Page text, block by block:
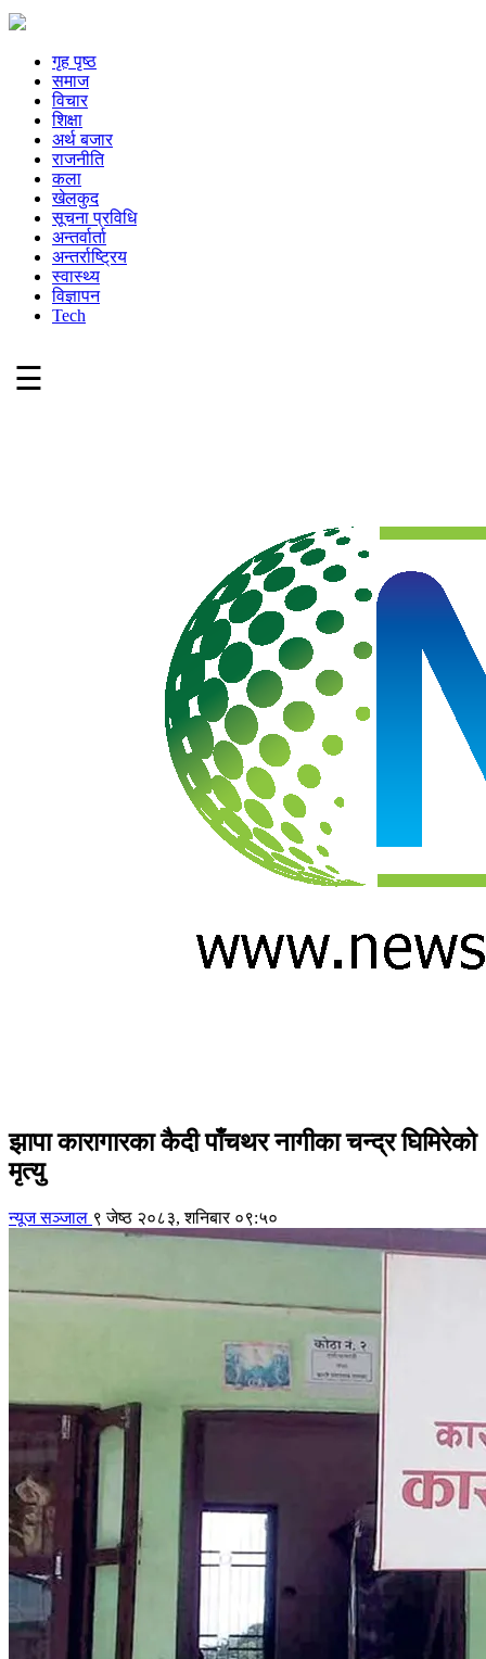
गृह पृष्ठ
समाज
विचार
शिक्षा
अर्थ बजार
राजनीति
कला
खेलकुद
सूचना प्रविधि
अन्तर्वार्ता
अन्तर्राष्ट्रिय
स्वास्थ्य
विज्ञापन
Tech
☰
झापा कारागारका कैदी पाँचथर नागीका चन्द्र घिमिरेको
मृत्यु
न्यूज सञ्जाल ९ जेष्ठ २०८३, शनिबार ०९:५०